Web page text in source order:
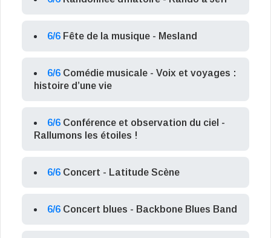
6/6 Fête de la musique - Mesland
6/6 Comédie musicale - Voix et voyages :
histoire d’une vie
6/6 Conférence et observation du ciel -
Rallumons les étoiles !
6/6 Concert - Latitude Scène
6/6 Concert blues - Backbone Blues Band